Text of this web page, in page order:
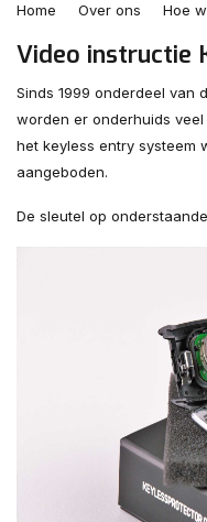
Home Over ons Hoe
Video instructie
Sinds 1999 onderdeel van
worden er onderhuids
het keyless entry systeem
aangeboden.
De sleutel op